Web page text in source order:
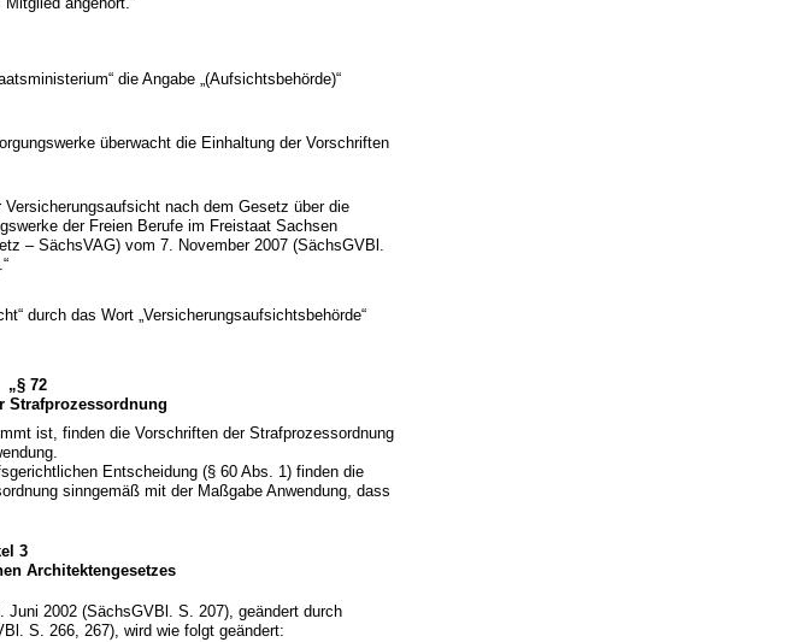
die Angabe „(Aufsichtsbehörde)“
überwacht die Einhaltung der Vorschriften
Versicherungsaufsicht nach dem Gesetz über die
der Freien Berufe im Freistaat Sachsen
– SächsVAG) vom 7. November 2007 (SächsGVBl.
durch das Wort „Versicherungsaufsichtsbehörde“
„§ 72
Strafprozessordnung
ist, finden die Vorschriften der Strafprozessordnung
Entscheidung (§ 60 Abs. 1) finden die
sinngemäß mit der Maßgabe Anwendung, dass
3
Architektengesetzes
Juni 2002 (SächsGVBl. S. 207), geändert durch
S. 266, 267), wird wie folgt geändert: